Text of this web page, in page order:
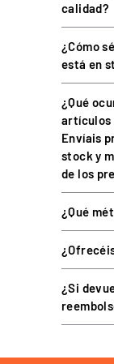
Respuesta
Recorrido
Ángulo de
Altura desde la
Materiales
calidad?
¿Cómo
está en
¿Qué
artículos
Envíais
stock y
de los
¿Qué
¿Si